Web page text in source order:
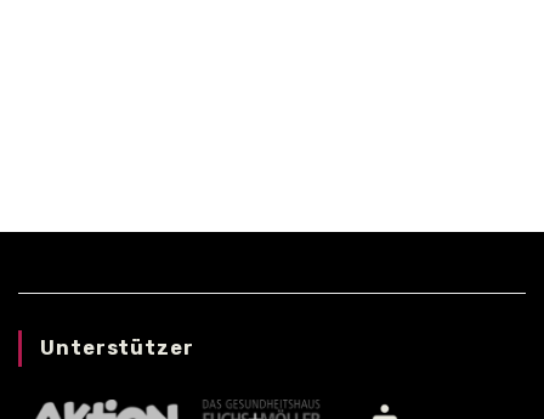
Unterstützer